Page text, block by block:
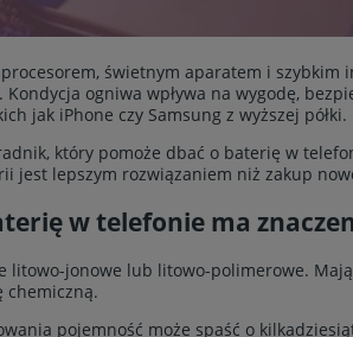
świetnym aparatem i
Kondycja ogniwa wpływa na wygodę,
jak iPhone czy Samsung z wyższej półki.
który pomoże dbać o baterię w
jest lepszym rozwiązaniem niż zakup
w telefonie ma
litowo-jonowe lub litowo-polimerowe.
chemiczną.
pojemność może spaść o